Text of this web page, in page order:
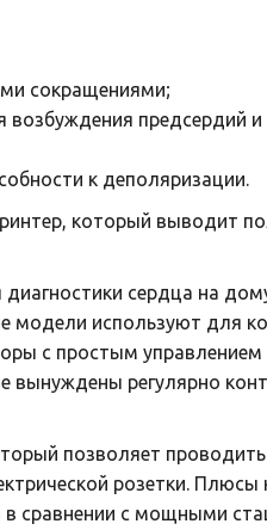
сокращениями;
возбуждения предсердий и
к деполяризации.
который выводит
сердца на
модели используют для
с простым
вынуждены регулярно
позволяет проводить
розетки. Плюсы
в сравнении с мощными